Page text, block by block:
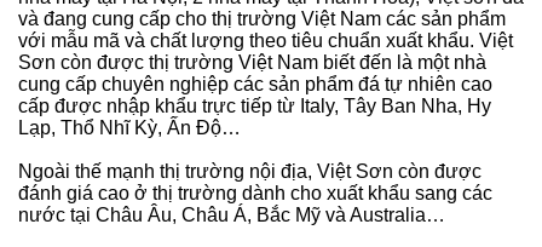
và đang cung cấp cho thị trường Việt Nam các sản phẩm
với mẫu mã và chất lượng theo tiêu chuẩn xuất khẩu. Việt
Sơn còn được thị trường Việt Nam biết đến là một nhà
cung cấp chuyên nghiệp các sản phẩm đá tự nhiên cao
cấp được nhập khẩu trực tiếp từ Italy, Tây Ban Nha, Hy
Lạp, Thổ Nhĩ Kỳ, Ấn Độ…
Ngoài thế mạnh thị trường nội địa, Việt Sơn còn được
đánh giá cao ở thị trường dành cho xuất khẩu sang các
nước tại Châu Âu, Châu Á, Bắc Mỹ và Australia…